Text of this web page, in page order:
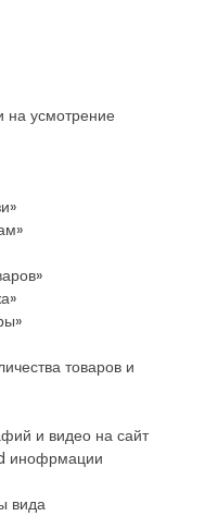
на усмотрение
товаров и
и видео на сайт
инофрмации
вида